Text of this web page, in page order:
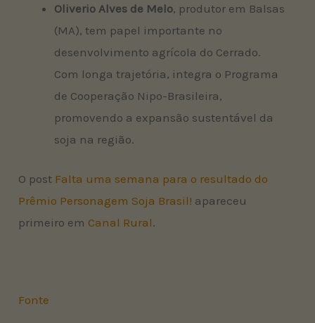
Oliverio Alves de Melo, produtor em Balsas
(MA), tem papel importante no
desenvolvimento agrícola do Cerrado.
Com longa trajetória, integra o Programa
de Cooperação Nipo-Brasileira,
promovendo a expansão sustentável da
soja na região.
O post Falta uma semana para o resultado do
Prêmio Personagem Soja Brasil! apareceu
primeiro em Canal Rural.
Fonte